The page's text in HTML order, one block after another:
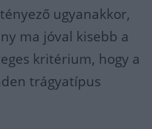
ugyanakkor,
ma jóval kisebb a
kritérium, hogy a
trágyatípus